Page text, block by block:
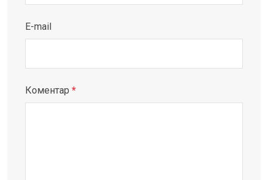
E-mail
Коментар *